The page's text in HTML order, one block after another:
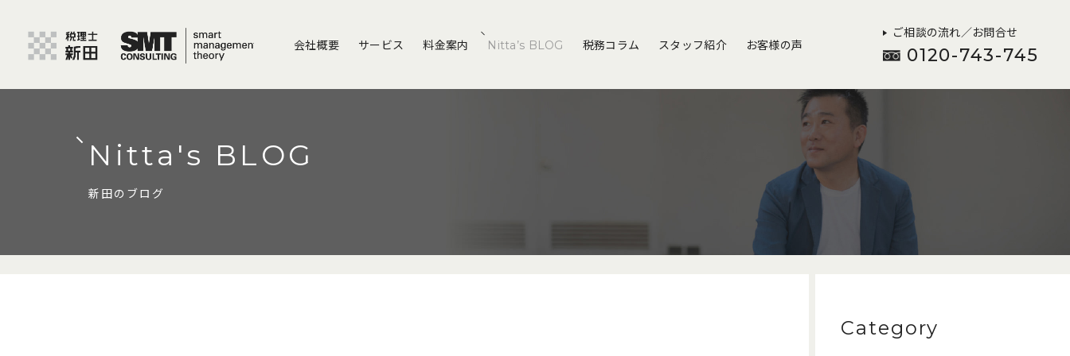
会社概要 サービス 料金案内 Nitta’s BLOG 税務コラム スタッフ紹介 お客様の声
ご相談の流れ／お問合せ
0120-743-745
Nitta's BLOG
新田のブログ
Category